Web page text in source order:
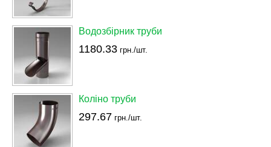
Водозбірник труби
1180.33 грн./шт.
Коліно труби
297.67 грн./шт.